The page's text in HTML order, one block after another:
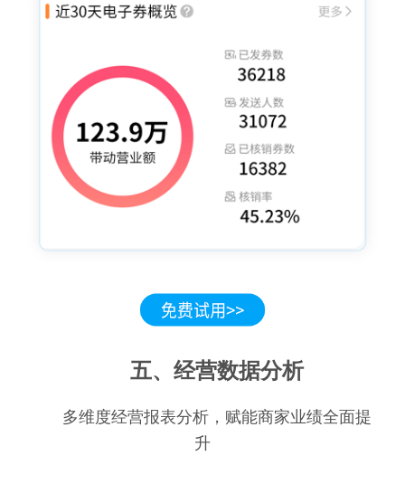
五、经营数据分析
多维度经营报表分析，赋能商家业绩全面提
升